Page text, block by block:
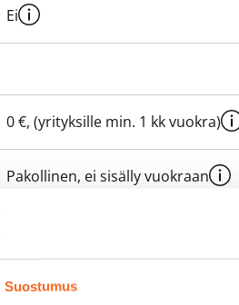
Suostumus
Ei
0 €, (yrityksille min. 1 kk vuokra)
Pakollinen, ei sisälly vuokraan
Vuokralainen solmii itse